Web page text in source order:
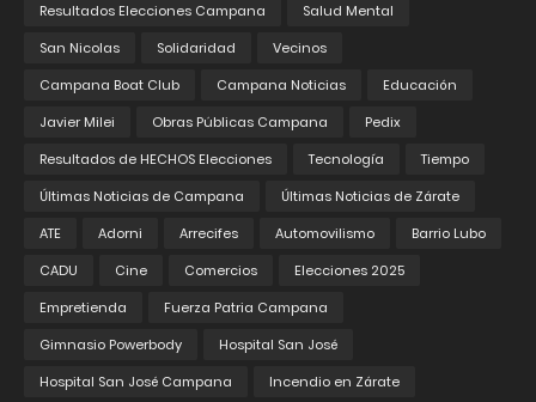
Resultados Elecciones Campana
Salud Mental
San Nicolas
Solidaridad
Vecinos
Campana Boat Club
Campana Noticias
Educación
Javier Milei
Obras Públicas Campana
Pedix
Resultados de HECHOS Elecciones
Tecnología
Tiempo
Últimas Noticias de Campana
Últimas Noticias de Zárate
ATE
Adorni Arrecifes Automovilismo
Barrio Lubo
CADU
Cine Comercios
Elecciones 2025
Empretienda
Fuerza Patria Campana
Gimnasio Powerbody
Hospital San José
Hospital San José Campana
Incendio en Zárate